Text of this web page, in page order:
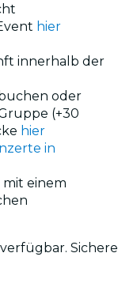
hier
innerhalb der
oder
(+30
hier
in
mit einem
Sichere